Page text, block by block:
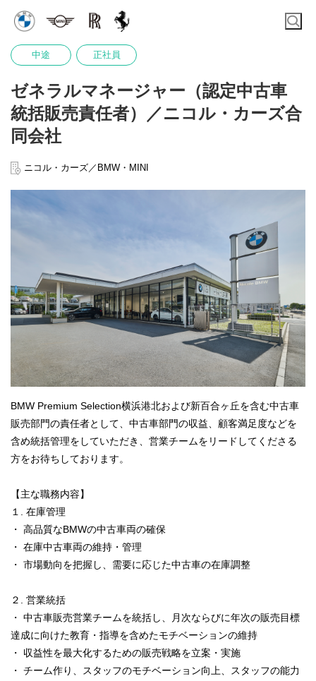
中途 正社員
ゼネラルマネージャー（認定中古車
統括販売責任者）／ニコル・カーズ合
同会社
ニコル・カーズ／BMW・MINI
BMW Premium Selection横浜港北および新百合ヶ丘を含む中古車
販売部門の責任者として、中古車部門の収益、顧客満足度などを
含め統括管理をしていただき、営業チームをリードしてくださる
方をお待ちしております。
【主な職務内容】
１. 在庫管理
・ 高品質なBMWの中古車両の確保
・ 在庫中古車両の維持・管理
・ 市場動向を把握し、需要に応じた中古車の在庫調整
２. 営業統括
・ 中古車販売営業チームを統括し、月次ならびに年次の販売目標
達成に向けた教育・指導を含めたモチベーションの維持
・ 収益性を最大化するための販売戦略を立案・実施
・ チーム作り、スタッフのモチベーション向上、スタッフの能力